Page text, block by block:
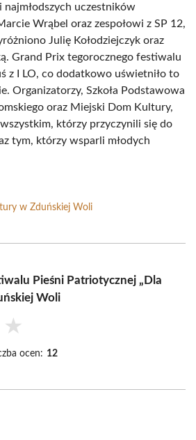
uczestników
Wrąbel oraz zespołowi z SP 12,
Julię Kołodziejczyk oraz
Grand Prix tegorocznego festiwalu
z I LO, co dodatkowo uświetniło to
Organizatorzy, Szkoła Podstawowa
oraz Miejski Dom Kultury,
którzy przyczynili się do
tym, którzy wsparli młodych
w Zduńskiej Woli
Pieśni Patriotycznej „Dla
Woli
★
ocen: 12